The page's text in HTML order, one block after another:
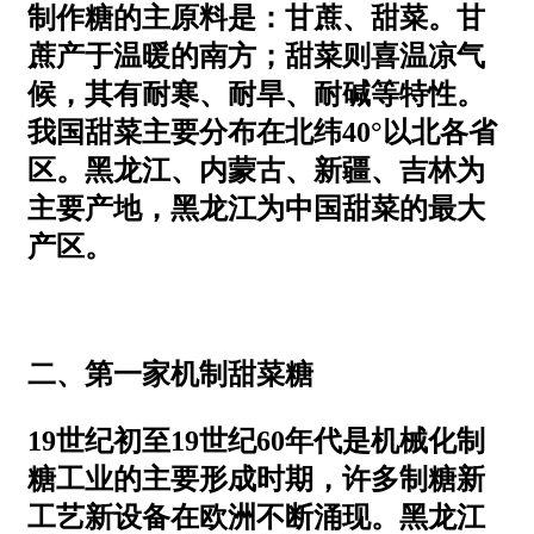
制作糖的主原料是：甘蔗、甜菜。甘
蔗产于温暖的南方；甜菜则喜温凉气
候，其有耐寒、耐旱、耐碱等特性。
我国甜菜主要分布在北纬40°以北各省
区。黑龙江、内蒙古、新疆、吉林为
主要产地，黑龙江为中国甜菜的最大
产区。
二、第一家机制甜菜糖
19世纪初至19世纪60年代是机械化制
糖工业的主要形成时期，许多制糖新
工艺新设备在欧洲不断涌现。黑龙江